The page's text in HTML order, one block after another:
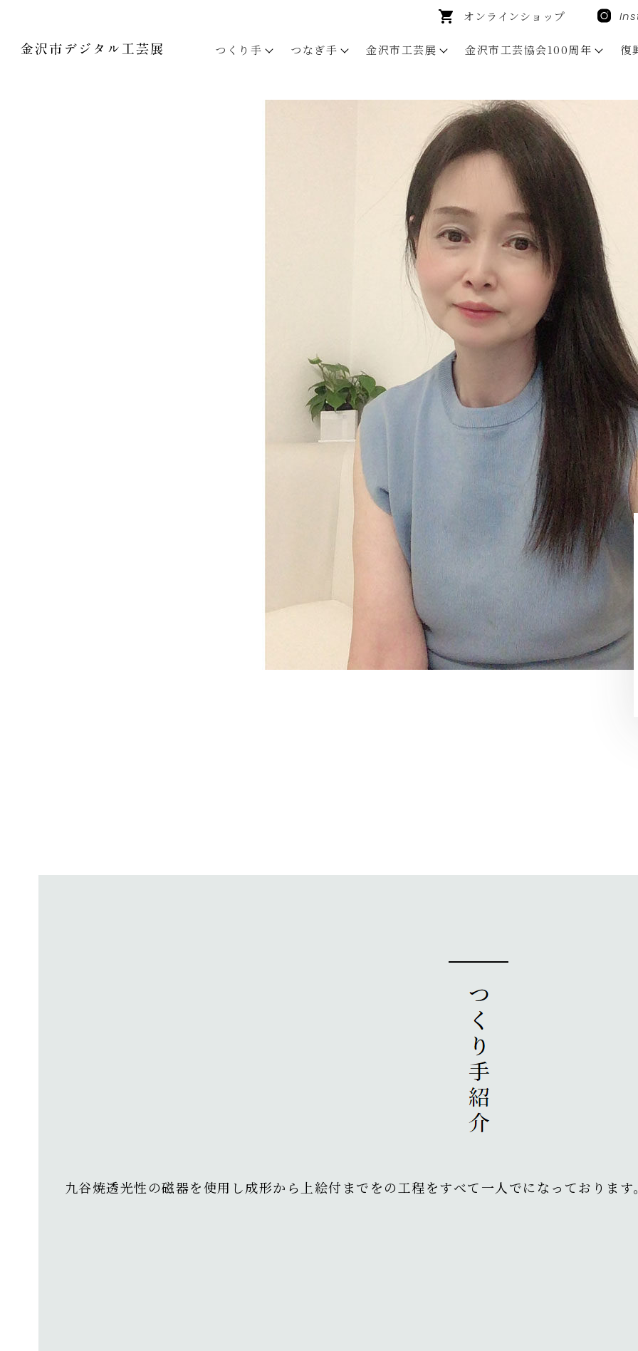
オンラインショップ
つくり手 つなぎ手 金沢市工芸展 金沢市工芸協会100周年 復
九谷焼透光性の磁器を使用し成形から上絵付までをの工程をすべて一人でになっております